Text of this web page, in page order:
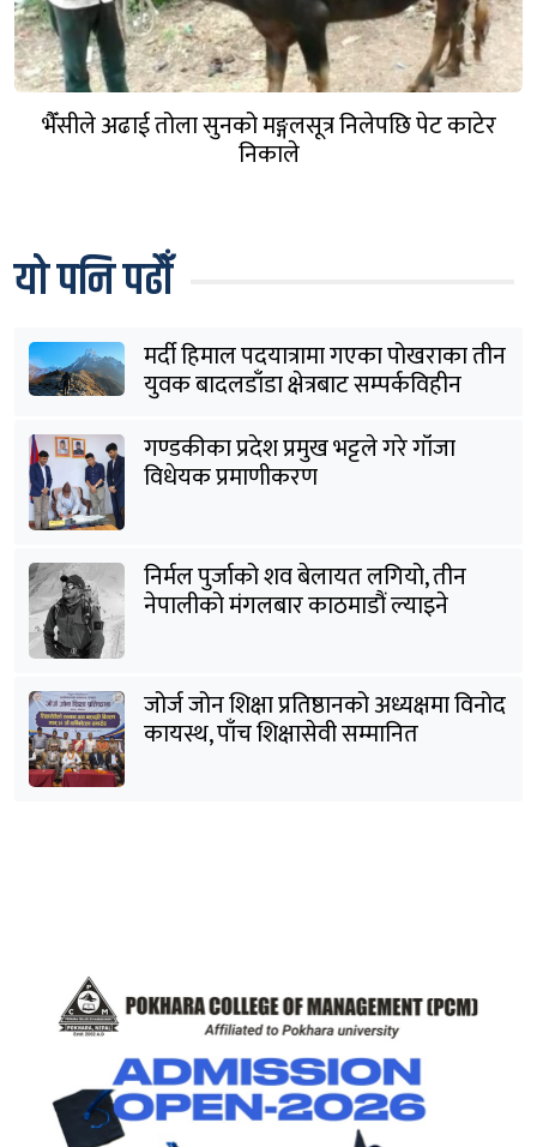
भैँसीले अढाई तोला सुनको मङ्गलसूत्र निलेपछि पेट काटेर
निकाले
यो पनि पढौँ
मर्दी हिमाल पदयात्रामा गएका पोखराका तीन
युवक बादलडाँडा क्षेत्रबाट सम्पर्कविहीन
गण्डकीका प्रदेश प्रमुख भट्टले गरे गाँजा
विधेयक प्रमाणीकरण
निर्मल पुर्जाको शव बेलायत लगियो, तीन
नेपालीको मंगलबार काठमाडौं ल्याइने
जोर्ज जोन शिक्षा प्रतिष्ठानको अध्यक्षमा विनोद
कायस्थ, पाँच शिक्षासेवी सम्मानित